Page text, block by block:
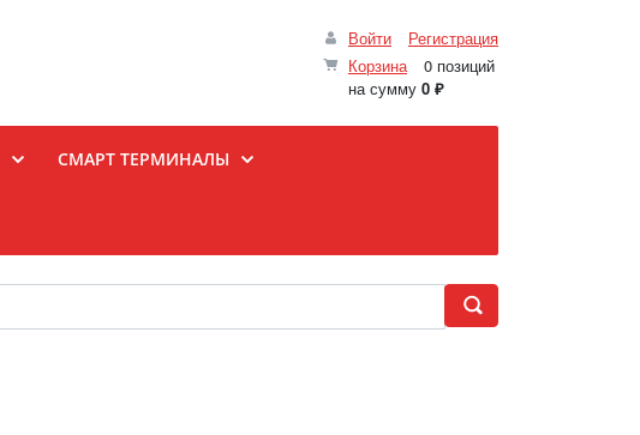
Войти
Регистрация
Корзина
0 позиций
на сумму 0 ₽
СМАРТ ТЕРМИНАЛЫ